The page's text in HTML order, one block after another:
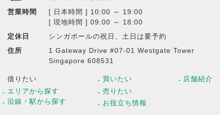
営業時間
[ 日本時間 ] 10:00 ～ 19:00
[ 現地時間 ] 09:00 ～ 18:00
定休日
シンガポールの祝日、土日は要予約
住所
1 Gateway Drive #07-01 Westgate Tower
Singapore 608531
借りたい
エリアから探す
沿線・駅から探す
買いたい
売りたい
お役立ち情報
店舗紹介